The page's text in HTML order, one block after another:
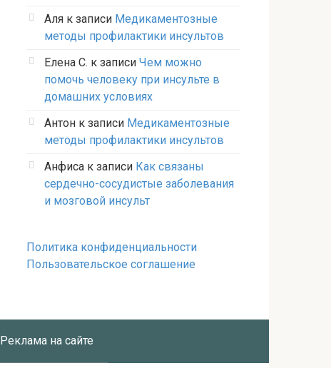
Аля к записи Медикаментозные
методы профилактики инсультов
Елена С. к записи Чем можно
помочь человеку при инсульте в
домашних условиях
Антон к записи Медикаментозные
методы профилактики инсультов
Анфиса к записи Как связаны
сердечно-сосудистые заболевания
и мозговой инсульт
Политика конфиденциальности
Пользовательское соглашение
Реклама на сайте